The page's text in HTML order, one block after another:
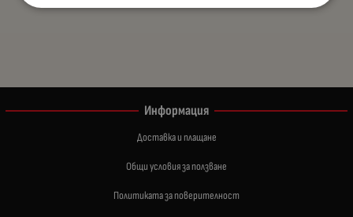
Информация
Доставка и плащане
Общи условия за ползване
Политиката за поверителност